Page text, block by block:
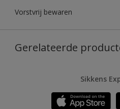
Vorstvrij bewaren
Gerelateerde
Sikkens